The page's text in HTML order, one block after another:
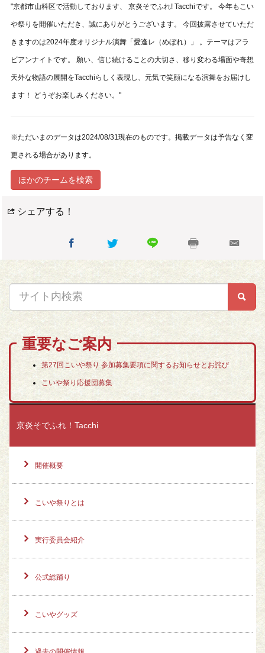
"京都市山科区で活動しております、 京炎そでふれ! Tacchiです。 今年もこい
や祭りを開催いただき、誠にありがとうございます。 今回披露させていただ
きますのは2024年度オリジナル演舞「愛逢レ（めぼれ）」 。テーマはアラ
ビアンナイトです。 願い、信じ続けることの大切さ、移り変わる場面や奇想
天外な物語の展開をTacchiらしく表現し、元気で笑顔になる演舞をお届けし
ます！ どうぞお楽しみください。"
※ただいまのデータは2024/08/31現在のものです。掲載データは予告なく変
更される場合があります。
ほかのチームを検索
シェアする！
重要なご案内
第27回こいや祭り 参加募集要項に関するお知らせとお詫び
こいや祭り応援団募集
京炎そでふれ！Tacchi
開催概要
こいや祭りとは
実行委員会紹介
公式総踊り
こいやグッズ